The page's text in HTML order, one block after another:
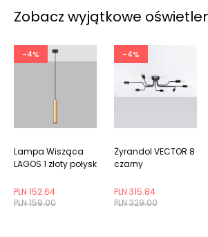
Zobacz wyjątkowe
-4%
PLN 159.00
PLN 152.64
Lampa Wisząca
LAGOS 1 złoty połysk
-4%
PLN 329.00
PLN 315.84
Żyrandol VECTOR 8
czarny